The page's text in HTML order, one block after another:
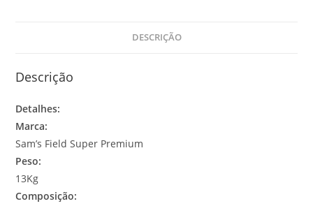
DESCRIÇÃO
Descrição
Detalhes:
Marca:
Sam’s Field Super Premium
Peso:
13Kg
Composição: